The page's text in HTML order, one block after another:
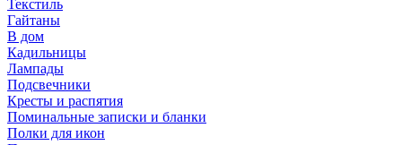
Текстиль
Гайтаны
В дом
Кадильницы
Лампады
Подсвечники
Кресты и распятия
Поминальные записки и бланки
Полки для икон